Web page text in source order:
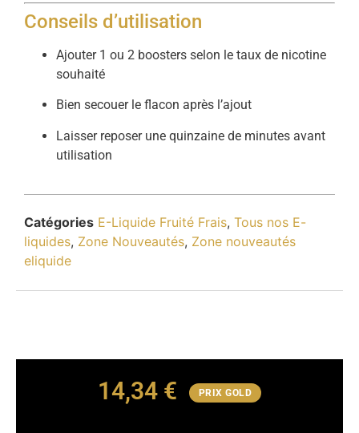
Conseils d’utilisation
Ajouter 1 ou 2 boosters selon le taux de nicotine
souhaité
Bien secouer le flacon après l’ajout
Laisser reposer une quinzaine de minutes avant
utilisation
Catégories E-Liquide Fruité Frais, Tous nos E-
liquides, Zone Nouveautés, Zone nouveautés
eliquide
14,34 € PRIX GOLD